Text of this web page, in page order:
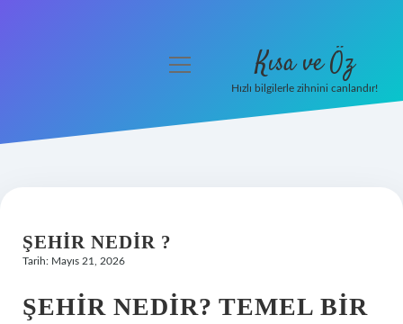
Hakkımızda
menüyü
Kısa ve Öz
Hızlı bilgilerle zihnini canlandır!
ŞEHIR NEDIR ?
Tarih: Mayıs 21, 2026
ŞEHIR NEDIR? TEMEL BIR